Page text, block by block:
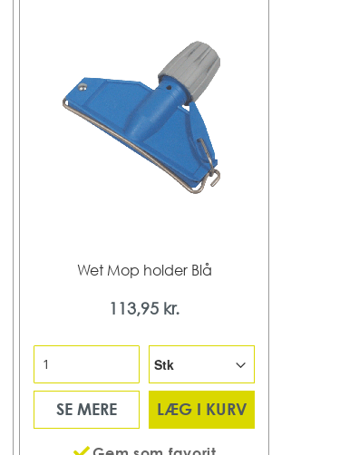
Wet Mop holder Blå
113,95 kr.
SE MERE LÆG I KURV